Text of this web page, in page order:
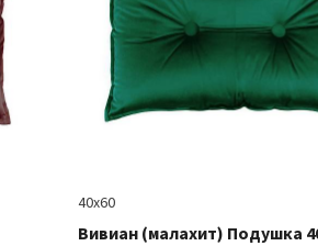
40х60
Вивиан (малахит) Подушка